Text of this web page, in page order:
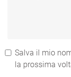
Salva il mio
la prossima